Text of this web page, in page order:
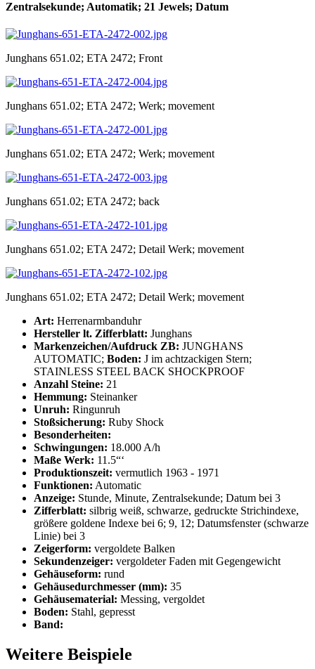
Zentralsekunde; Automatik; 21 Jewels; Datum
Junghans 651.02; ETA 2472; Front
Junghans 651.02; ETA 2472; Werk; movement
Junghans 651.02; ETA 2472; Werk; movement
Junghans 651.02; ETA 2472; back
Junghans 651.02; ETA 2472; Detail Werk; movement
Junghans 651.02; ETA 2472; Detail Werk; movement
Art: Herrenarmbanduhr
Hersteller lt. Zifferblatt: Junghans
Markenzeichen/Aufdruck ZB: JUNGHANS
AUTOMATIC; Boden: J im achtzackigen Stern;
STAINLESS STEEL BACK SHOCKPROOF
Anzahl Steine: 21
Hemmung: Steinanker
Unruh: Ringunruh
Stoßsicherung: Ruby Shock
Besonderheiten:
Schwingungen: 18.000 A/h
Maße Werk: 11.5“‘
Produktionszeit: vermutlich 1963 - 1971
Funktionen: Automatic
Anzeige: Stunde, Minute, Zentralsekunde; Datum bei 3
Zifferblatt: silbrig weiß, schwarze, gedruckte Strichindexe,
größere goldene Indexe bei 6; 9, 12; Datumsfenster (schwarze
Linie) bei 3
Zeigerform: vergoldete Balken
Sekundenzeiger: vergoldeter Faden mit Gegengewicht
Gehäuseform: rund
Gehäusedurchmesser (mm): 35
Gehäusematerial: Messing, vergoldet
Boden: Stahl, gepresst
Band:
Weitere Beispiele